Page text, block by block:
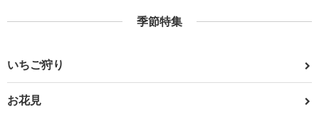
季節特集
いちご狩り
お花見